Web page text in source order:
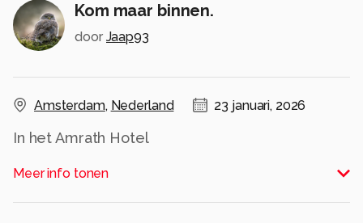
Kom maar binnen.
door Jaap93
Amsterdam, Nederland 23 januari, 2026
In het Amrath Hotel
Alle rechten voorbehouden
Meer info tonen